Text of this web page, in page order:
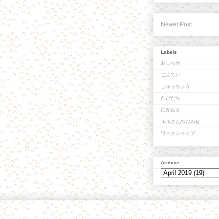
Newer Post
Labels
おしらせ
ごよてい
しゅっちょう
たびだち
にがおえ
ルルさんのおみせ
ワークショップ
Archive